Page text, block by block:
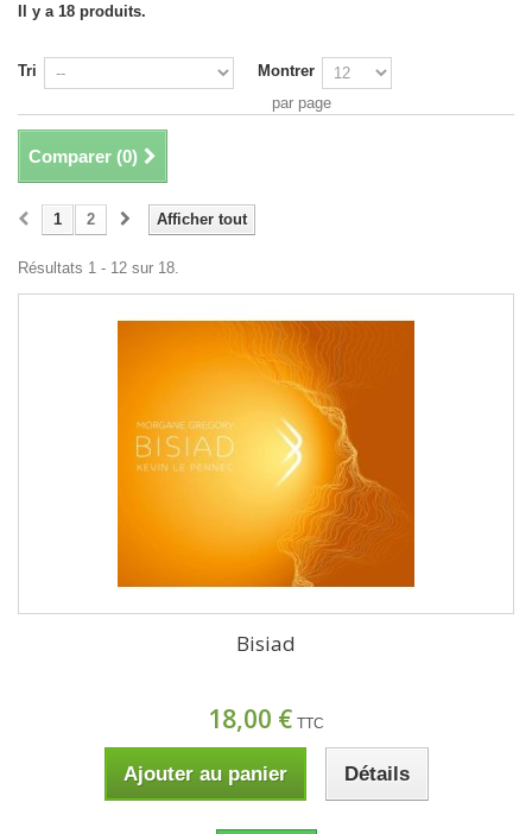
Il y a 18 produits.
Tri
Montrer
par page
Comparer (0)
Afficher tout
1 2
Résultats 1 - 12 sur 18.
Bisiad
18,00 € TTC
Ajouter au panier Détails